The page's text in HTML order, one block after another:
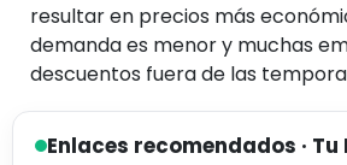
resultar en precios más
demanda es menor y muchas
descuentos fuera de las
Enlaces recomendados ·